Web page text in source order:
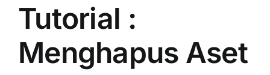
Tutorial :
Menghapus Aset